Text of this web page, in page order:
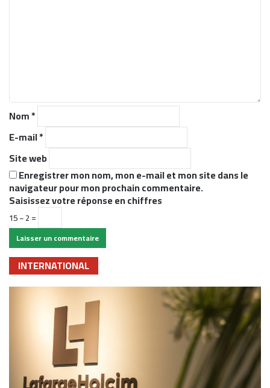
r
e
*
Nom*
E-mail*
Site web
Enregistrer mon nom, mon e-mail et mon site dans le
navigateur pour mon prochain commentaire.
Saisissez votre réponse en chiffres
15 − 2 =
INTERNATIONAL